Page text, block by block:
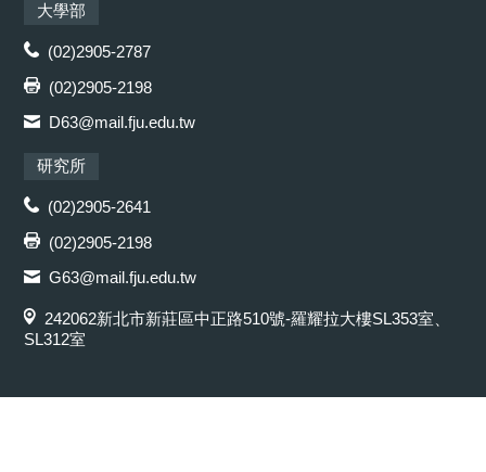
大學部
(02)2905-2787
(02)2905-2198
D63@mail.fju.edu.tw
研究所
(02)2905-2641
(02)2905-2198
G63@mail.fju.edu.tw
242062新北市新莊區中正路510號-羅耀拉大樓SL353室、
SL312室